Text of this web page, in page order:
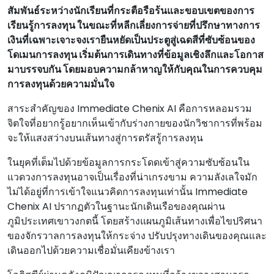
สัมพันธ์ระหว่างนักเรียนที่กระตือรือร้นและขอบเขตของการ
เรียนรู้การลงทุน ในขณะที่หลีกเลี่ยงการจ่ายที่ปรึกษาทางการ
เงินที่เฉพาะเจาะจงเรายืนหยัดเป็นประตูสู่เฉดสีที่ซับซ้อนของ
โดเมนการลงทุน เริ่มต้นการเดินทางที่ข้อมูลเชิงลึกและโอกาส
มาบรรจบกัน โดยมอบความกล้าหาญให้กับคุณในการควบคุม
การลงทุนด้วยความมั่นใจ
สาระสําคัญของ Immediate Chenix AI คือการหลอมรวม
จิตใจที่อยากรู้อยากเห็นเข้ากับร่างกายของนักวิชาการที่พร้อม
จะให้แสงสว่างบนเส้นทางสู่การตรัสรู้การลงทุน
ในยุคที่เต็มไปด้วยข้อมูลการกระโดดเข้าสู่ความซับซ้อนใน
แวดวงการลงทุนอาจเป็นเรื่องที่น่าเกรงขาม ความลังเลใจมัก
ไม่ได้อยู่ที่การเข้าใจแนวคิดการลงทุนเท่านั้น Immediate
Chenix AI ปรากฏตัวในฐานะนักเดินเรือของคุณผ่าน
ภูมิประเทศเขาวงกตนี้ โดยสร้างแผนภูมิเส้นทางเพื่อไขปริศนา
ของจักรวาลการลงทุนให้กระจ่าง ปรับปรุงทางเดินของคุณและ
เดินออกไปด้วยความเชื่อมั่นเคียงข้างเรา